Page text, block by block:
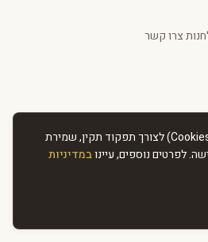
·צרו קשר
אתר זה משתמש בעוגיות (Cookies) לצורך תפקוד תקין, שמירת
לפרטים נוספים, עיינובמדיניות